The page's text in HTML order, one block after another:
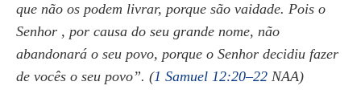
que não os podem livrar, porque são vaidade. Pois o
Senhor , por causa do seu grande nome, não
abandonará o seu povo, porque o Senhor decidiu fazer
de vocês o seu povo”. (1 Samuel 12:20–22 NAA)